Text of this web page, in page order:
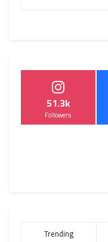
51.3k
Followers
Trending